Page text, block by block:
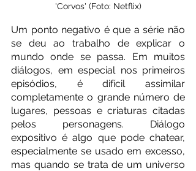
'Corvos' (Foto: Netflix)
Um ponto negativo é que a série não
se deu ao trabalho de explicar o
mundo onde se passa. Em muitos
diálogos, em especial nos primeiros
episódios, é difícil assimilar
completamente o grande número de
lugares, pessoas e criaturas citadas
pelos personagens. Diálogo
expositivo é algo que pode chatear,
especialmente se usado em excesso,
mas quando se trata de um universo